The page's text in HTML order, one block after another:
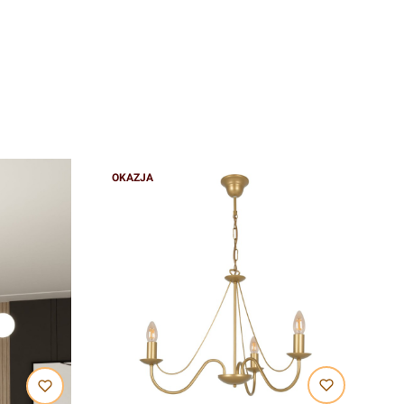
OKAZJA